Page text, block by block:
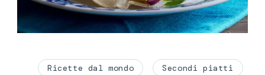
Ricette dal mondo Secondi piatti